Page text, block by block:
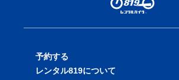
予約する
レンタル819について